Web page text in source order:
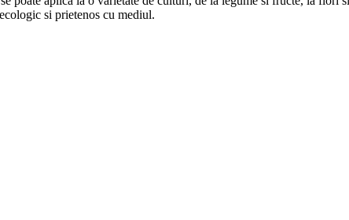
si prietenos cu mediul.